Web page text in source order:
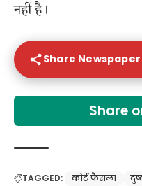
नहीं है।
Share
Share
TAGGED: कोर्ट फैसला